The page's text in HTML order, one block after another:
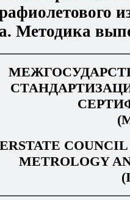
Методика
METROLOGY